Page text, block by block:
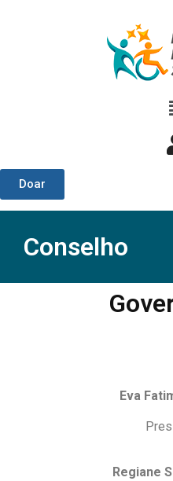
Doar
Conselho
Eva
Regiane